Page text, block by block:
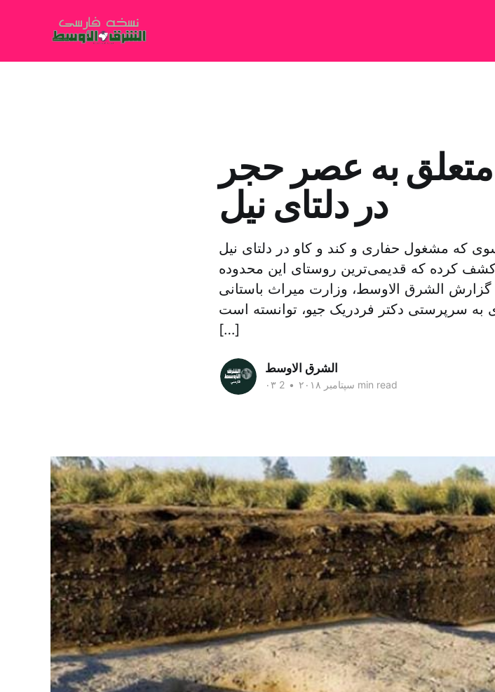
به عصر حجر
در دلتای نیل
که مشغول حفاری و کند و کاو در دلتای نیل
کشف کرده که قدیمی‌ترین روستای این محدوده
الشرق الاوسط، وزارت میراث باستانی
سرپرستی دکتر فردریک جیو، توانسته است
[…]
الشرق الاوسط
۰۳ سپتامبر ۲۰۱۸ • 2 min read